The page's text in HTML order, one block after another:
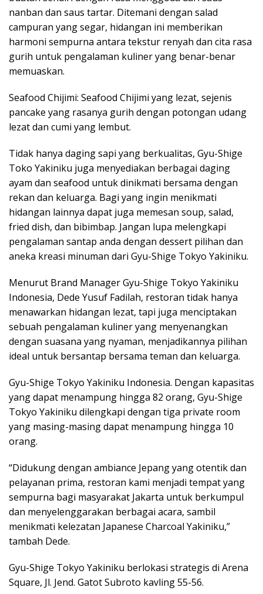
nanban dan saus tartar. Ditemani dengan salad
campuran yang segar, hidangan ini memberikan
harmoni sempurna antara tekstur renyah dan cita rasa
gurih untuk pengalaman kuliner yang benar-benar
memuaskan.
Seafood Chijimi: Seafood Chijimi yang lezat, sejenis
pancake yang rasanya gurih dengan potongan udang
lezat dan cumi yang lembut.
Tidak hanya daging sapi yang berkualitas, Gyu-Shige
Toko Yakiniku juga menyediakan berbagai daging
ayam dan seafood untuk dinikmati bersama dengan
rekan dan keluarga. Bagi yang ingin menikmati
hidangan lainnya dapat juga memesan soup, salad,
fried dish, dan bibimbap. Jangan lupa melengkapi
pengalaman santap anda dengan dessert pilihan dan
aneka kreasi minuman dari Gyu-Shige Tokyo Yakiniku.
Menurut Brand Manager Gyu-Shige Tokyo Yakiniku
Indonesia, Dede Yusuf Fadilah, restoran tidak hanya
menawarkan hidangan lezat, tapi juga menciptakan
sebuah pengalaman kuliner yang menyenangkan
dengan suasana yang nyaman, menjadikannya pilihan
ideal untuk bersantap bersama teman dan keluarga.
Gyu-Shige Tokyo Yakiniku Indonesia. Dengan kapasitas
yang dapat menampung hingga 82 orang, Gyu-Shige
Tokyo Yakiniku dilengkapi dengan tiga private room
yang masing-masing dapat menampung hingga 10
orang.
“Didukung dengan ambiance Jepang yang otentik dan
pelayanan prima, restoran kami menjadi tempat yang
sempurna bagi masyarakat Jakarta untuk berkumpul
dan menyelenggarakan berbagai acara, sambil
menikmati kelezatan Japanese Charcoal Yakiniku,”
tambah Dede.
Gyu-Shige Tokyo Yakiniku berlokasi strategis di Arena
Square, Jl. Jend. Gatot Subroto kavling 55-56.